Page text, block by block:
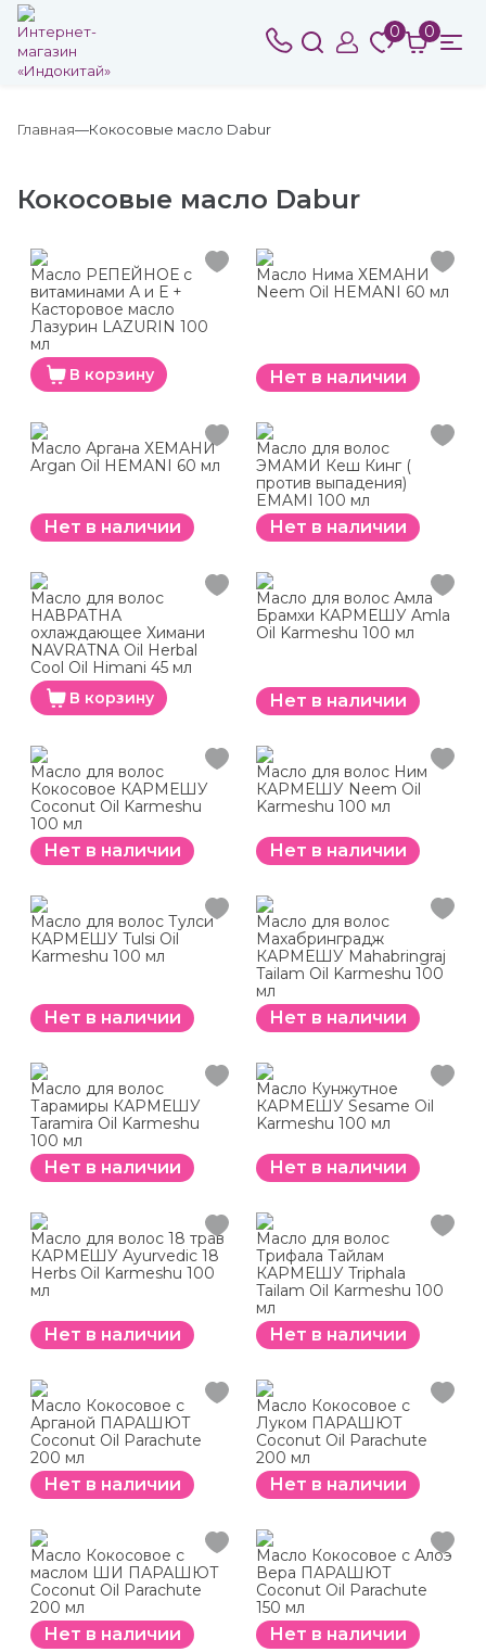
0 0
Главная Кокосовые масло Dabur
Кокосовые масло Dabur
Масло РЕПЕЙНОЕ с
витаминами А и Е +
Касторовое масло
Лазурин LAZURIN 100
мл
В корзину
Масло Нима ХЕМАНИ
Neem Oil HEMANI 60 мл
Нет в наличии
Масло Аргана ХЕМАНИ
Argan Oil HEMANI 60 мл
Нет в наличии
Масло для волос
ЭМАМИ Кеш Кинг (
против выпадения)
EMAMI 100 мл
Нет в наличии
Масло для волос
НАВРАТНА
охлаждающее Химани
NAVRATNA Oil Herbal
Cool Oil Himani 45 мл
В корзину
Масло для волос Амла
Брамхи КАРМЕШУ Amla
Oil Karmeshu 100 мл
Нет в наличии
Масло для волос
Кокосовое КАРМЕШУ
Coconut Oil Karmeshu
100 мл
Нет в наличии
Масло для волос Ним
КАРМЕШУ Neem Oil
Karmeshu 100 мл
Нет в наличии
Масло для волос Тулси
КАРМЕШУ Tulsi Oil
Karmeshu 100 мл
Нет в наличии
Масло для волос
Махабринградж
КАРМЕШУ Mahabringraj
Tailam Oil Karmeshu 100
мл
Нет в наличии
Масло для волос
Тарамиры КАРМЕШУ
Taramira Oil Karmeshu
100 мл
Нет в наличии
Масло Кунжутное
КАРМЕШУ Sesame Oil
Karmeshu 100 мл
Нет в наличии
Масло для волос 18 трав
КАРМЕШУ Ayurvedic 18
Herbs Oil Karmeshu 100
мл
Нет в наличии
Масло для волос
Трифала Тайлам
КАРМЕШУ Triphala
Tailam Oil Karmeshu 100
мл
Нет в наличии
Масло Кокосовое с
Арганой ПАРАШЮТ
Coconut Oil Parachute
200 мл
Нет в наличии
Масло Кокосовое с
Луком ПАРАШЮТ
Coconut Oil Parachute
200 мл
Нет в наличии
Масло Кокосовое с
маслом ШИ ПАРАШЮТ
Coconut Oil Parachute
200 мл
Нет в наличии
Масло Кокосовое с Алоэ
Вера ПАРАШЮТ
Coconut Oil Parachute
150 мл
Нет в наличии